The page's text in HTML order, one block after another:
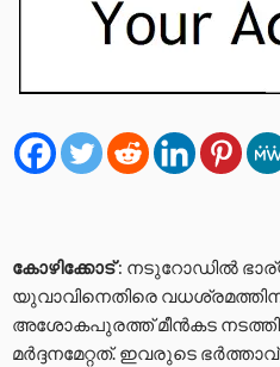
കോഴിക്കോട്: നടുറോഡിൽ
യുവാവിനെതിരെ
അശോകപുരത്ത് മീൻകട
മർദ്ദനമേറ്റത്. ഇവരുടെ